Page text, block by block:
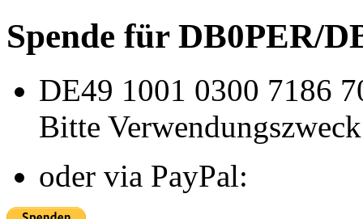
Spende für DB0PER/
DE49 1001 0300 7186
Bitte
oder via PayPal: